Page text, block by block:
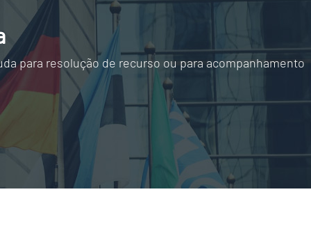
para resolução de recurso ou para acompanhamento